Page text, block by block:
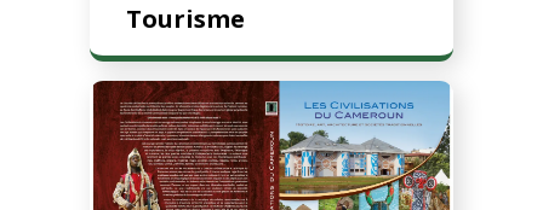
Tourisme